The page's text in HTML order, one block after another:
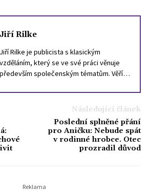
Jiří Rilke
Jiří Rilke je publicista s klasickým
vzděláním, který se ve své práci věnuje
především společenským tématům. Věří,
zprostředkovat srozumitelně, aniž by se
vytratil jejich význam. Ve volném čase rád
čte filozofii, zajímá se o dějiny Evropy a
vždycky jej fascinoval svět celebrit, který
by podle něj posloužil pro nejednu
sociologickou studii.
Následující článek
Poslední splněné přání
pro Aničku: Nebude spát
v rodinné hrobce. Otec
prozradil důvod